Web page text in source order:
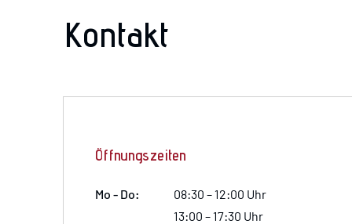
Kontakt
Öffnungszeiten
Mo - Do:
08:30 – 12:00 Uhr
13:00 – 17:30 Uhr